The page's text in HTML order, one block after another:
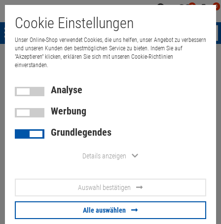
0 0
Menü
Weiter einkaufen
APC AR203A Serverschrank
44HE NetShelter Four-Post
Rack
150,00 €
00
Cookie Einstellungen
Unser Online-Shop verwendet Cookies, die uns helfen, unser Angebot zu verbessern
und unseren Kunden den bestmöglichen Service zu bieten. Indem Sie auf
"Akzeptieren" klicken, erklären Sie sich mit unseren Cookie-Richtlinien
einverstanden.
Analyse
Werbung
Grundlegendes
Details anzeigen
Auswahl bestätigen
Alle auswählen